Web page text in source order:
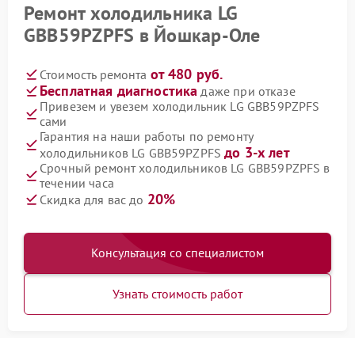
Ремонт холодильника LG
GBB59PZPFS в Йошкар-Оле
Стоимость ремонта от 480 руб.
Бесплатная диагностика даже при отказе
Привезем и увезем холодильник LG GBB59PZPFS
сами
Гарантия на наши работы по ремонту
холодильников LG GBB59PZPFSдо 3-х лет
Срочный ремонт холодильников LG GBB59PZPFS в
течении часа
Скидка для вас до 20%
Консультация со специалистом
Узнать стоимость работ